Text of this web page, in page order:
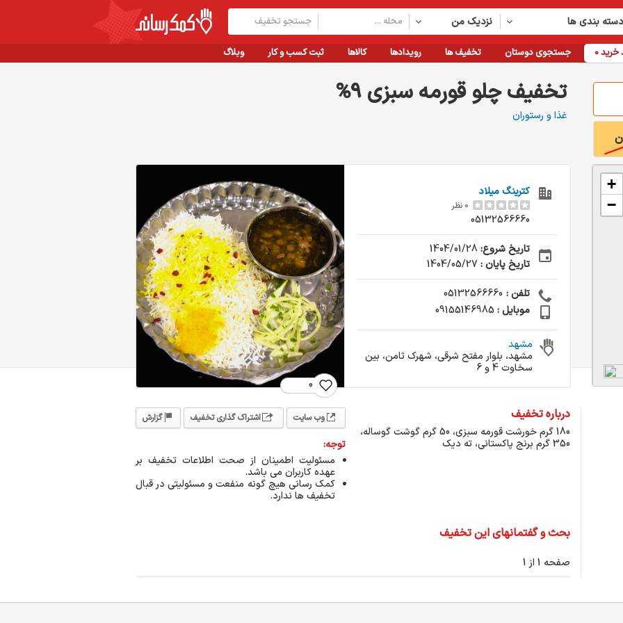
نزدیک من بندی ها
وبلاگ ثبت کسب و کار کالاها رویدادها تخفیف ها جستجوی دوستان خرید0
%9 تخفیف چلو قورمه سبزی
غذا و رستوران
0
کترینگ میلاد
0 نظر
05132566660
تاریخ شروع:1404/01/28
تاریخ پایان :1404/05/27
تلفن : 05132566660
موبایل : 09155146985
مشهد
مشهد، بلوار مفتح شرقی، شهرک ثامن، بین
سخاوت 4 و 6
+
−
درباره تخفیف
180 گرم خورشت قورمه سبزی، 50 گرم گوشت گوساله،
350 گرم برنج پاکستانی، ته دیک
وب سایت اشتراک گذاری تخفیف گزارش
توجه:
مسئولیت اطمینان از صحت اطلاعات تخفیف بر
عهده کاربران می باشد.
کمک رسانی هیچ گونه منفعت و مسئولیتی در قبال
تخفیف ها ندارد.
بحث و گفتمانهای این تخفیف
صفحه 1 از 1